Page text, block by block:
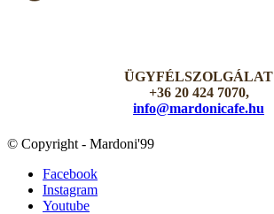
ÜGYFÉLSZOLGÁLAT
+36 20 424 7070,
info@mardonicafe.hu
© Copyright - Mardoni'99
Facebook
Instagram
Youtube